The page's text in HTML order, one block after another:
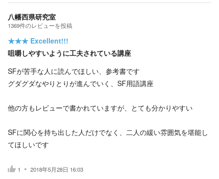
八幡西県研究室
1369件のレビューを投稿
★★★ Excellent!!!
咀嚼しやすいように工夫されている講座
SFが苦手な人に読んでほしい、参考書です
グダグダなやりとりが進んでいく、SF用語講座
他の方もレビューで書かれていますが、とても分かりやすい
SFに関心を持ち出した人だけでなく、二人の緩い雰囲気を堪能し
てほしいです
1 2018年5月28日 16:03